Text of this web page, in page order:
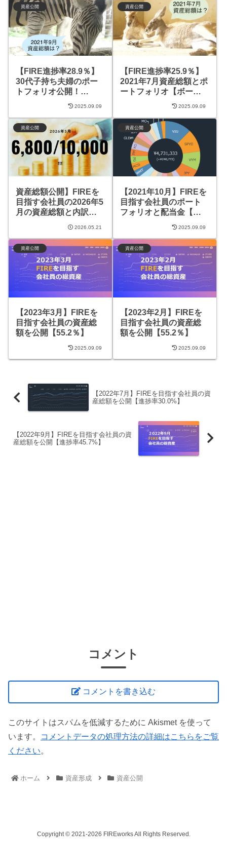
資産公開
【FIRE進捗率28.9％】
30代子持ち夫婦のポー
トフォリオ公開！
【2021年9月】
2025.09.09
資産公開
【FIRE進捗率25.9％】
2021年7月資産総額とポ
ートフォリオ【ボーナ
2025.09.09
資産公開
資産総額公開】FIREを
目指す会社員の2026年5
月の資産総額と内訳
2026.05.21
資産公開
【2021年10月】FIREを
目指す会社員のポート
フォリオと配当金【進
2025.09.09
資産公開
【2023年3月】FIREを
目指す会社員の資産総
額を公開【55.2％】
2025.09.09
資産公開
【2023年2月】FIREを
目指す会社員の資産総
額を公開【55.2％】
2025.09.09
【2022年7月】FIREを目指す会社員の資
産総額を公開【進捗率30.0%】
【2022年9月】FIREを目指す会社員の資
産総額を公開【進捗率45.7%】
コメント
コメントを書き込む
このサイトはスパムを低減するために Akismet を使って
います。
コメントデータの処理方法の詳細はこちらをご覧
ください。
ホーム 資産形成 資産公開
Copyright © 2021-2026 FIREworks All Rights Reserved.